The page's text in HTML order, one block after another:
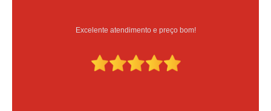
Excelente atendimento e preço bom!